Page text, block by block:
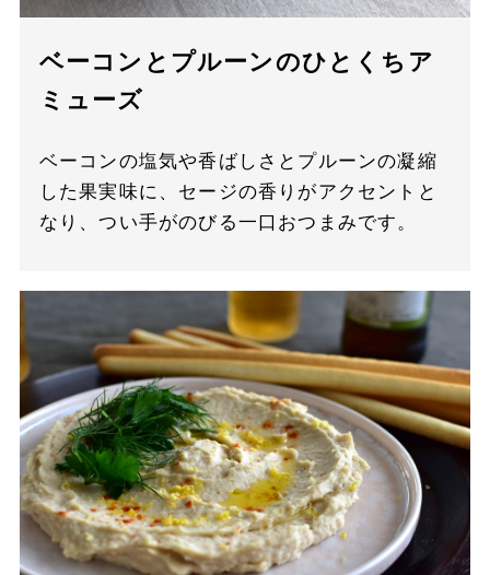
ベーコンとプルーンのひとくちア
ミューズ
ベーコンの塩気や香ばしさとプルーンの凝縮
した果実味に、セージの香りがアクセントと
なり、つい手がのびる一口おつまみです。